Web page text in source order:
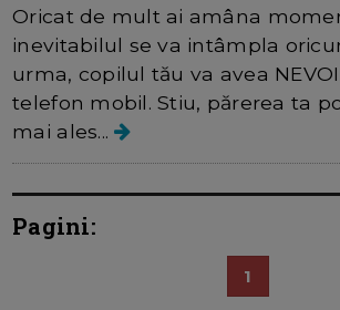
Oricat de mult ai amâna
inevitabilul se va intâmpla
urma, copilul tău va avea
telefon mobil. Stiu, părerea ta
mai ales...
Pagini:
1